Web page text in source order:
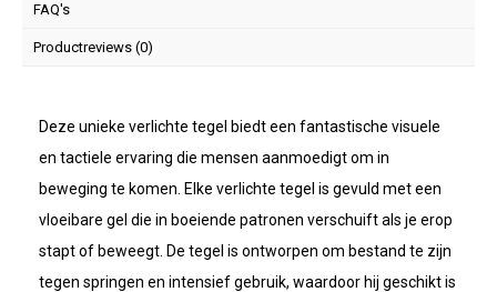
FAQ's
Productreviews (0)
Deze unieke verlichte tegel biedt een fantastische visuele
en tactiele ervaring die mensen aanmoedigt om in
beweging te komen. Elke verlichte tegel is gevuld met een
vloeibare gel die in boeiende patronen verschuift als je erop
stapt of beweegt. De tegel is ontworpen om bestand te zijn
tegen springen en intensief gebruik, waardoor hij geschikt is